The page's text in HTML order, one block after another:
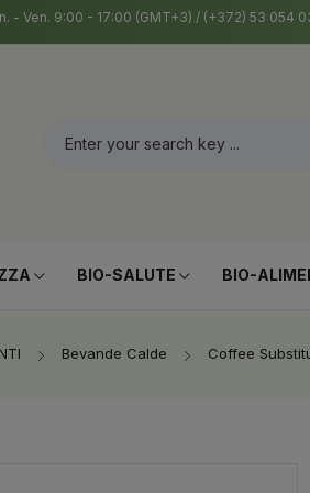
- Ven. 9:00 - 17:00 (GMT+3) / (+372) 53 054
BIO-SALUTE BIO-
Bevande Calde Coffee